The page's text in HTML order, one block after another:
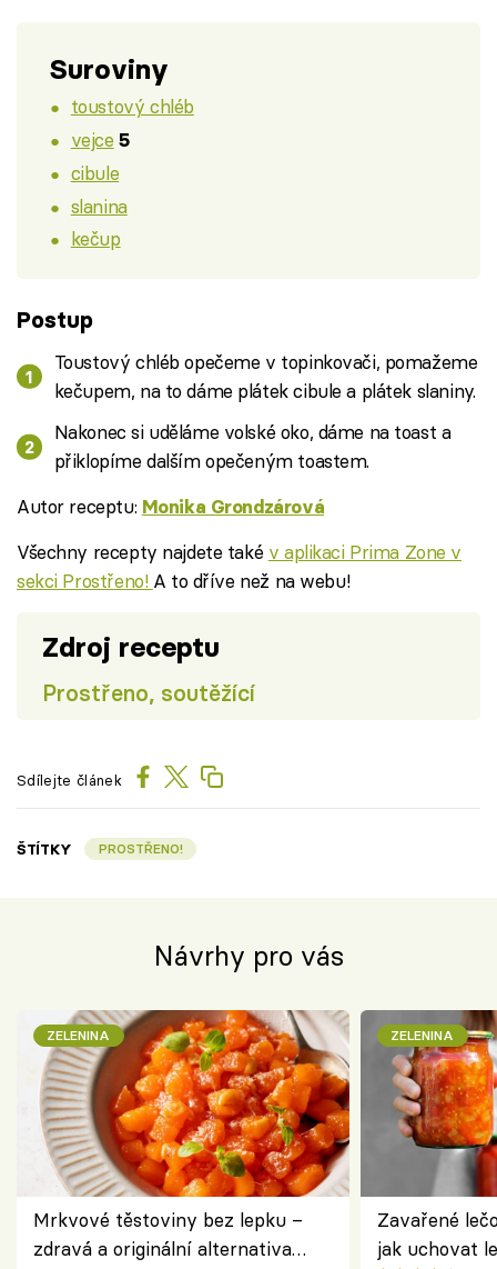
Suroviny
toustový chléb
vejce 5
cibule
slanina
kečup
Postup
Toustový chléb opečeme v topinkovači, pomažeme
kečupem, na to dáme plátek cibule a plátek slaniny.
Nakonec si uděláme volské oko, dáme na toast a
přiklopíme dalším opečeným toastem.
Autor receptu: Monika Grondzárová
Všechny recepty najdete také v aplikaci Prima Zone v
sekci Prostřeno! A to dříve než na webu!
Zdroj receptu
Prostřeno, soutěžící
Sdílejte článek
ŠTÍTKY PROSTŘENO!
Návrhy pro vás
ZELENINA
Mrkvové těstoviny bez lepku –
zdravá a originální alternativa
ZELENINA
Zavařené
jak uchovat